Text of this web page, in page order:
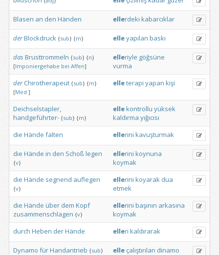
Blasen an den Händen ellerdeki kabarcıklar
derBlockdruck {sub} {m} elleyapılan baskı
dasBrusttrommeln {sub} {n}
[Imponiergehabe bei Affen]
elleriyle göğsüne
vurma
der Chirotherapeut {sub} {m}
[Med.]
elleterapi yapan kişi
Deichselstapler,
handgeführter- {sub} {m}
ellekontrollu yüksek
kaldırma yığıcısı
die Hände falten ellerini kavuşturmak
die Hände in den Schoß legen
{v}
ellerini koynuna
koymak
die Hände segnend auflegen
{v}
ellerini koyarak dua
etmek
die Hände über dem Kopf
zusammenschlagen {v}
ellerini başının arkasına
koymak
durch Heben derHände elleri kaldırarak
Dynamo fürHandantrieb {sub}
elle çalıştırılan dinamo